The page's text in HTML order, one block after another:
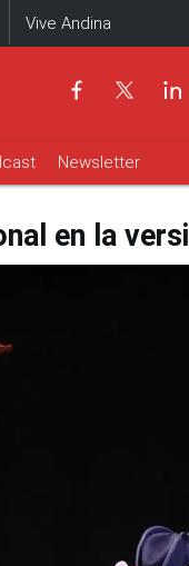
Vive Andina
Newsletter
en la